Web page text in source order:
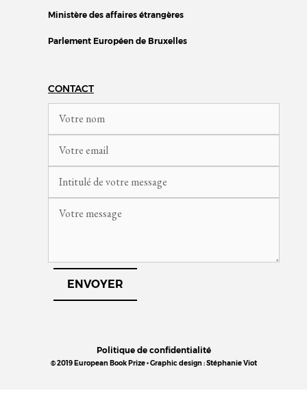
Ministère des affaires étrangères
Parlement Européen de Bruxelles
CONTACT
Politique de confidentialité
© 2019 European Book Prize • Graphic design : Stéphanie Viot